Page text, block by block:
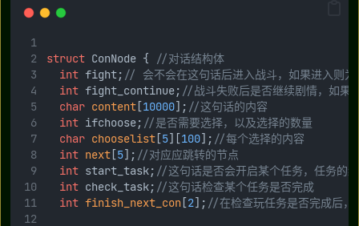
struct ConNode { //对话结构体
int fight; // 会不会在这句话后进入战斗，如果进入则为
int fight_continue; //战斗失败后是否继续剧情，如果
char content[10000]; //这句话的内容
int ifchoose; //是否需要选择，以及选择的数量
char chooselist[5][100]; //每个选择的内容
int next[5]; //对应应跳转的节点
int start_task; //这句话是否会开启某个任务，任务的
int check_task; //这句话检查某个任务是否完成
int finish_next_con[2]; //在检查玩任务是否完成后，